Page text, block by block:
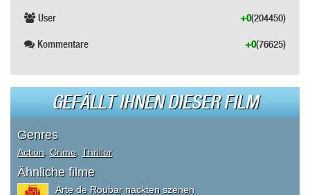
User (204450)
+0
Kommentare (76625)
+0
GEFÄLLT IHNEN DIESER FILM
Genres
Action Crime, Thriller
Ähnliche filme
Arte de Roubar nackten szenen